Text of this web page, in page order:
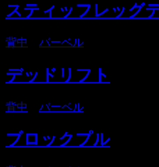
スティッフレッグ
背中 バーベル
デッドリフト
背中 バーベル
ブロックプル